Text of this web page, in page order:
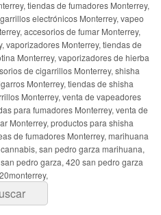
tiendas de fumadores Monterrey,
electrónicos Monterrey, vapeo
accesorios de fumar Monterrey,
vaporizadores Monterrey, tiendas de
Monterrey, vaporizadores de hierba
de cigarrillos Monterrey, shisha
Monterrey, tiendas de shisha
Monterrey, venta de vapeadores
para fumadores Monterrey, venta de
Monterrey, productos para shisha
de fumadores Monterrey, marihuana
san pedro garza marihuana,
pedro garza, 420 san pedro garza